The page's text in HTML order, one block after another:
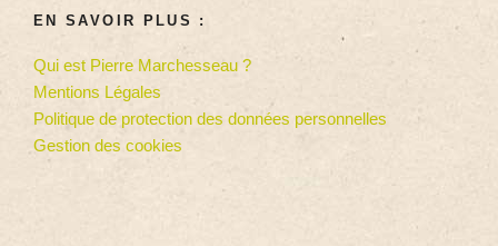
EN SAVOIR PLUS :
Qui est Pierre Marchesseau ?
Mentions Légales
Politique de protection des données personnelles
Gestion des cookies